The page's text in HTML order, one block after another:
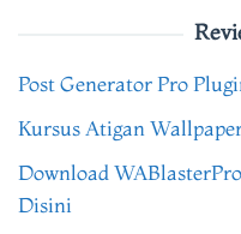
Post Generator Pro
Kursus Atigan
Download
Disini